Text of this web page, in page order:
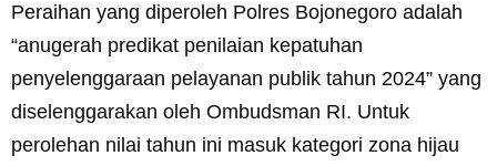
Peraihan yang diperoleh Polres Bojonegoro adalah
“anugerah predikat penilaian kepatuhan
penyelenggaraan pelayanan publik tahun 2024” yang
diselenggarakan oleh Ombudsman RI. Untuk
perolehan nilai tahun ini masuk kategori zona hijau